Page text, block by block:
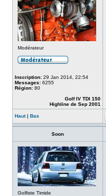
Modérateur
Inscription: 29 Jan 2014, 22:54
Messages: 6255
Région: 80
Golf IV TDI 150
Highline de Sep 2001
Haut| Bas
Soon
Golfiste Timide